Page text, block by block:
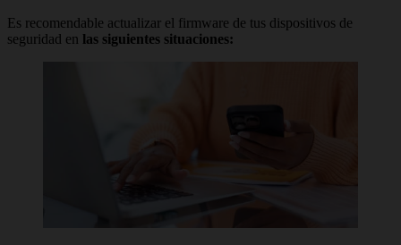
Es recomendable actualizar el firmware de tus dispositivos de
seguridad en las siguientes situaciones: